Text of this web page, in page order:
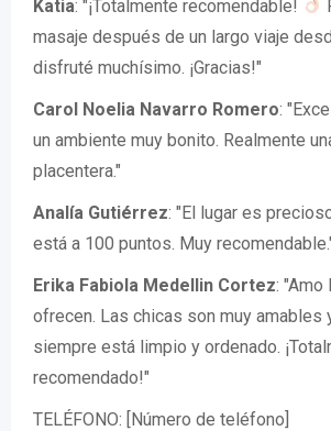
Katia: "¡Totalmente recomendable!
masaje después de un largo viaje
disfruté muchísimo. ¡Gracias!"
Carol Noelia Navarro Romero:
un ambiente muy bonito. Realmente
placentera."
Analía Gutiérrez: "El lugar es
está a 100 puntos. Muy
Erika Fabiola Medellin Cortez: "Amo
ofrecen. Las chicas son muy amables
siempre está limpio y ordenado.
recomendado!"
TELÉFONO: [Número de teléfono]